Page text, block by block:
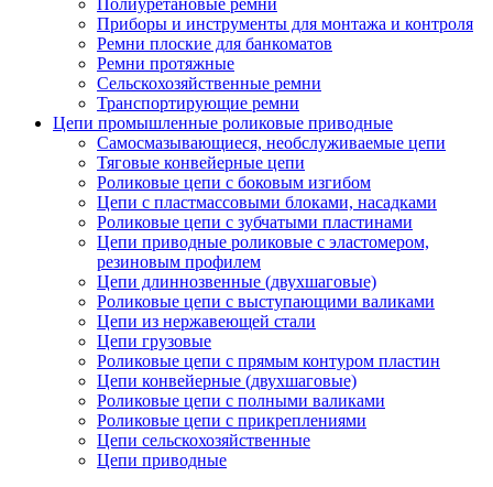
Полиуретановые ремни
Приборы и инструменты для монтажа и контроля
Ремни плоские для банкоматов
Ремни протяжные
Сельскохозяйственные ремни
Транспортирующие ремни
Цепи промышленные роликовые приводные
Самосмазывающиеся, необслуживаемые цепи
Тяговые конвейерные цепи
Роликовые цепи с боковым изгибом
Цепи с пластмассовыми блоками, насадками
Роликовые цепи с зубчатыми пластинами
Цепи приводные роликовые с эластомером,
резиновым профилем
Цепи длиннозвенные (двухшаговые)
Роликовые цепи с выступающими валиками
Цепи из нержавеющей стали
Цепи грузовые
Роликовые цепи с прямым контуром пластин
Цепи конвейерные (двухшаговые)
Роликовые цепи с полными валиками
Роликовые цепи с прикреплениями
Цепи сельскохозяйственные
Цепи приводные